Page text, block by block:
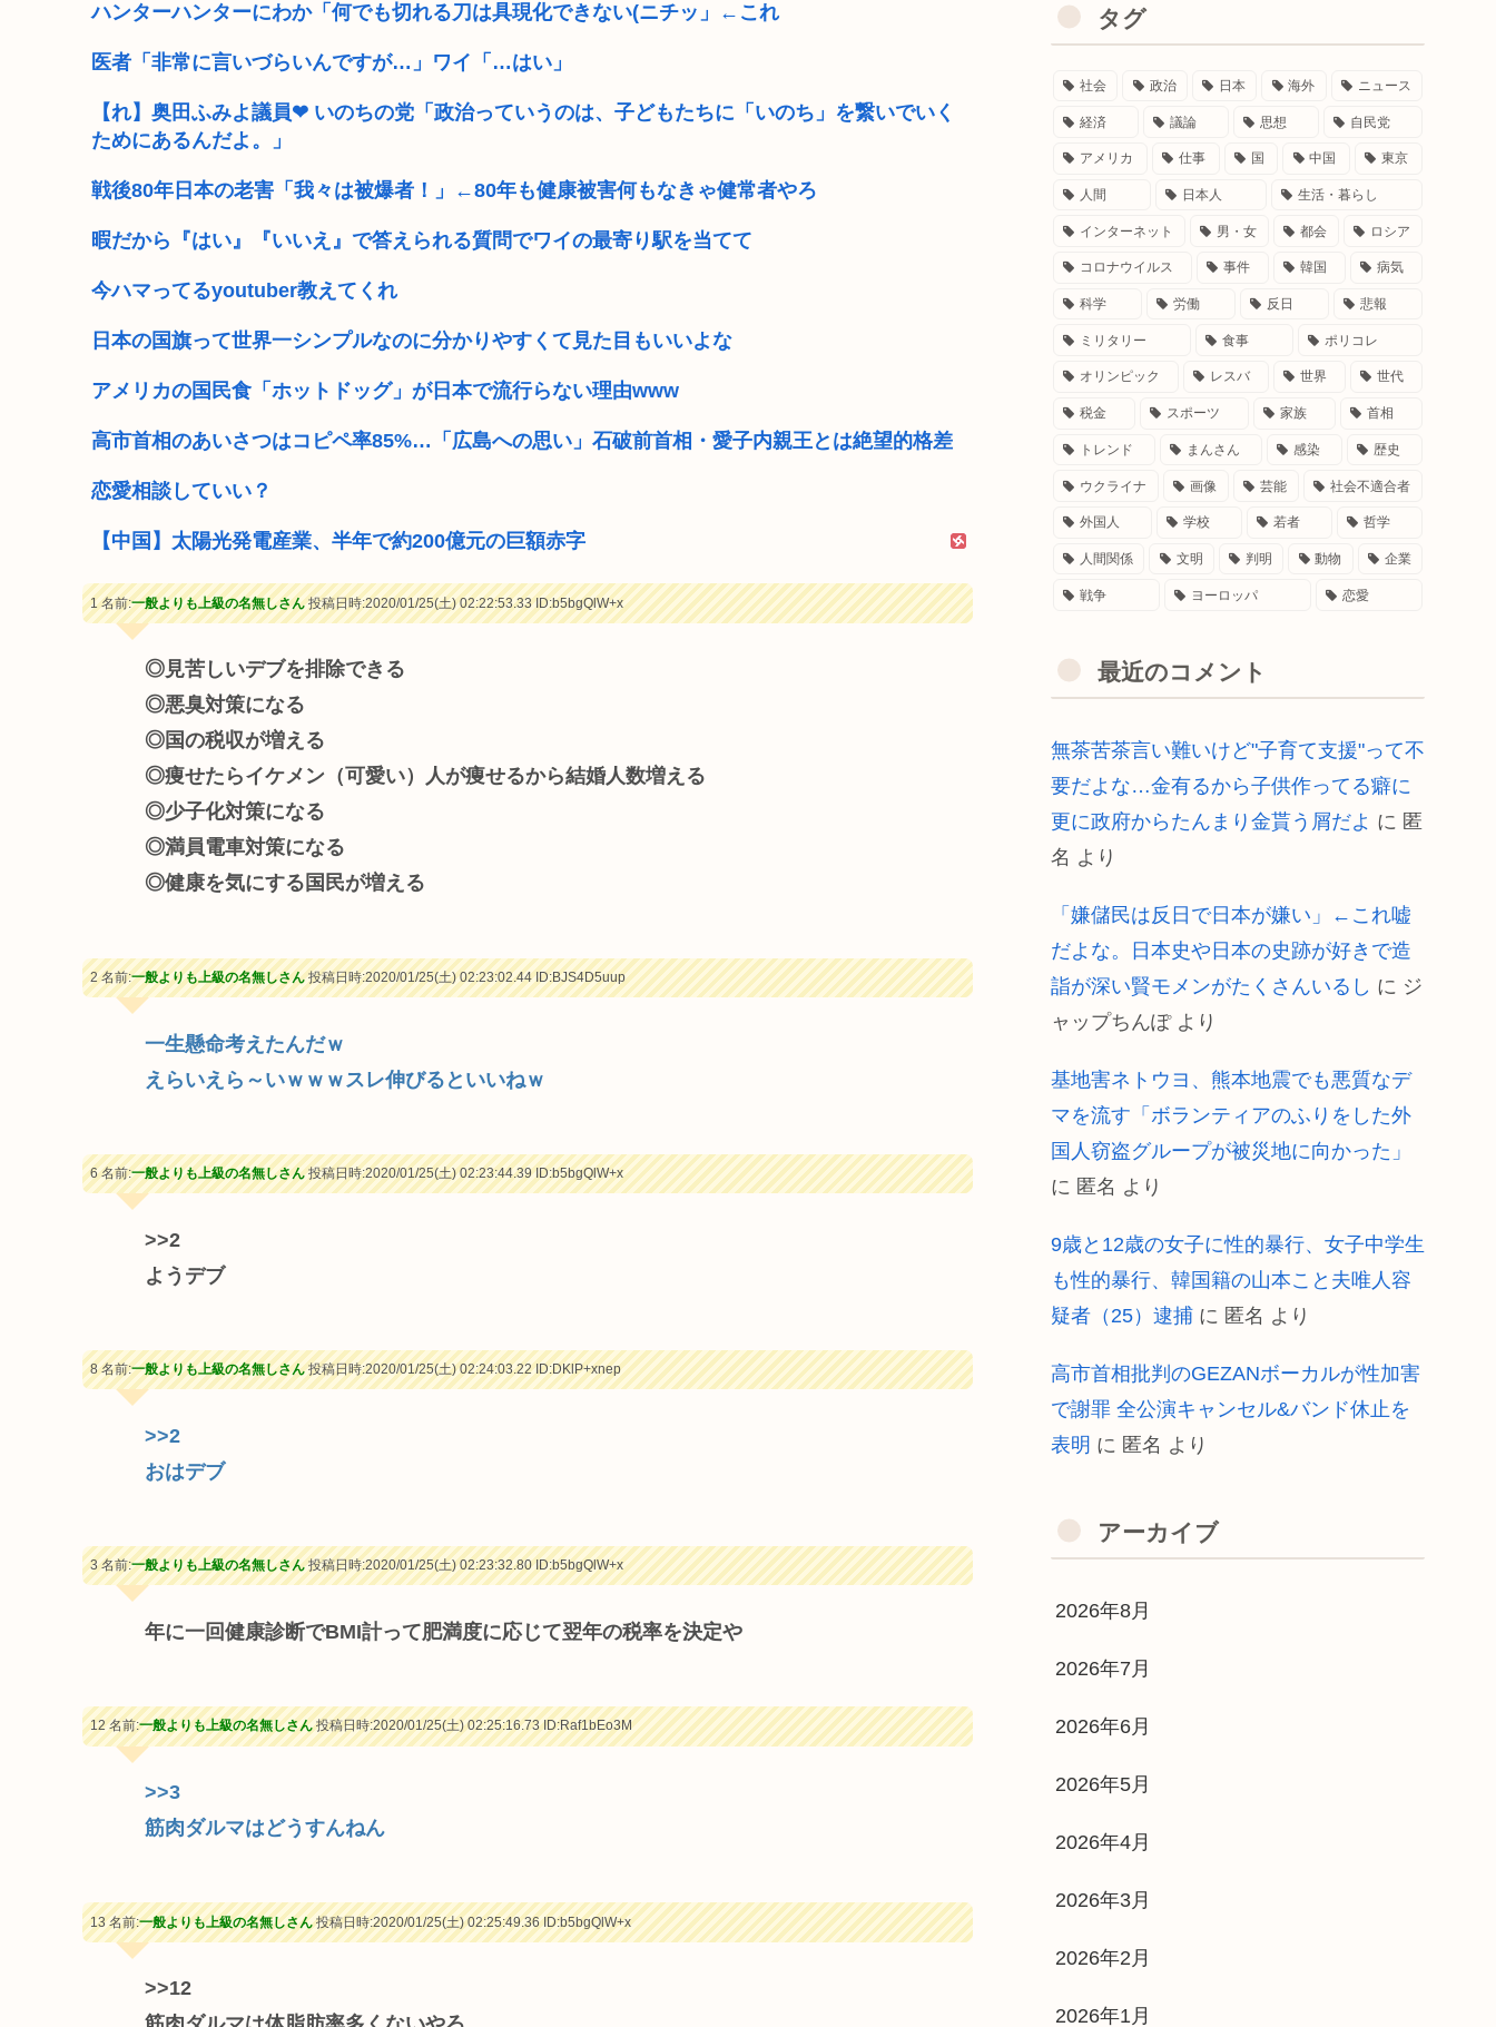
ハンターハンターにわか「何でも切れる刀は具現化できない(ニチッ」←これ
医者「非常に言いづらいんですが…」ワイ「…はい」
【れ】奥田ふみよ議員❤‍ いのちの党「政治っていうのは、子どもたちに「いのち」を繋いでいく
ためにあるんだよ。」
戦後80年日本の老害「我々は被爆者！」←80年も健康被害何もなきゃ健常者やろ
暇だから『はい』『いいえ』で答えられる質問でワイの最寄り駅を当てて
今ハマってるyoutuber教えてくれ
日本の国旗って世界一シンプルなのに分かりやすくて見た目もいいよな
アメリカの国民食「ホットドッグ」が日本で流行らない理由www
高市首相のあいさつはコピペ率85%…「広島への思い」石破前首相・愛子内親王とは絶望的格差
恋愛相談していい？
【中国】太陽光発電産業、半年で約200億元の巨額赤字
1 名前:一般よりも上級の名無しさん投稿日時:2020/01/25(土) 02:22:53.33ID:b5bgQlW+x
◎見苦しいデブを排除できる
◎悪臭対策になる
◎国の税収が増える
◎痩せたらイケメン（可愛い）人が痩せるから結婚人数増える
◎少子化対策になる
◎満員電車対策になる
◎健康を気にする国民が増える
2 名前:一般よりも上級の名無しさん投稿日時:2020/01/25(土) 02:23:02.44ID:BJS4D5uup
一生懸命考えたんだｗ
えらいえら～いｗｗｗスレ伸びるといいねｗ
6 名前:一般よりも上級の名無しさん投稿日時:2020/01/25(土) 02:23:44.39ID:b5bgQlW+x
>>2
ようデブ
8 名前:一般よりも上級の名無しさん投稿日時:2020/01/25(土) 02:24:03.22ID:DKlP+xnep
>>2
おはデブ
3 名前:一般よりも上級の名無しさん投稿日時:2020/01/25(土) 02:23:32.80ID:b5bgQlW+x
年に一回健康診断でBMI計って肥満度に応じて翌年の税率を決定や
12 名前:一般よりも上級の名無しさん投稿日時:2020/01/25(土) 02:25:16.73ID:Raf1bEo3M
>>3
筋肉ダルマはどうすんねん
13 名前:一般よりも上級の名無しさん投稿日時:2020/01/25(土) 02:25:49.36ID:b5bgQlW+x
>>12
タグ
社会 政治 日本 海外 ニュース
経済 議論 思想 自民党
アメリカ 仕事 国 中国 東京
人間 日本人 生活・暮らし
インターネット 男・女 都会 ロシア
コロナウイルス 事件 韓国 病気
科学 労働 反日 悲報
ミリタリー 食事 ポリコレ
オリンピック レスバ 世界 世代
税金 スポーツ 家族 首相
トレンド まんさん 感染 歴史
ウクライナ 画像 芸能 社会不適合者
外国人 学校 若者 哲学
人間関係 文明 判明 動物 企業
戦争 ヨーロッパ 恋愛
最近のコメント
無茶苦茶言い難いけど"子育て支援"って不
要だよな…金有るから子供作ってる癖に
更に政府からたんまり金貰う屑だよ に 匿
名 より
「嫌儲民は反日で日本が嫌い」←これ嘘
だよな。日本史や日本の史跡が好きで造
詣が深い賢モメンがたくさんいるし に ジ
ャップちんぽより
基地害ネトウヨ、熊本地震でも悪質なデ
マを流す「ボランティアのふりをした外
国人窃盗グループが被災地に向かった」
に 匿名 より
9歳と12歳の女子に性的暴行、女子中学生
も性的暴行、韓国籍の山本こと夫唯人容
疑者（25）逮捕 に 匿名 より
高市首相批判のGEZANボーカルが性加害
で謝罪 全公演キャンセル&バンド休止を
表明 に 匿名 より
アーカイブ
2026年8月
2026年7月
2026年6月
2026年5月
2026年4月
2026年3月
2026年2月
2026年1月